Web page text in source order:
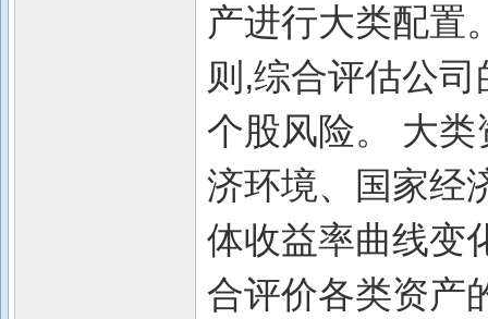
产进行大类配置
则,综合评估公
个股风险。 大
济环境、国家经
体收益率曲线变
合评价各类资产